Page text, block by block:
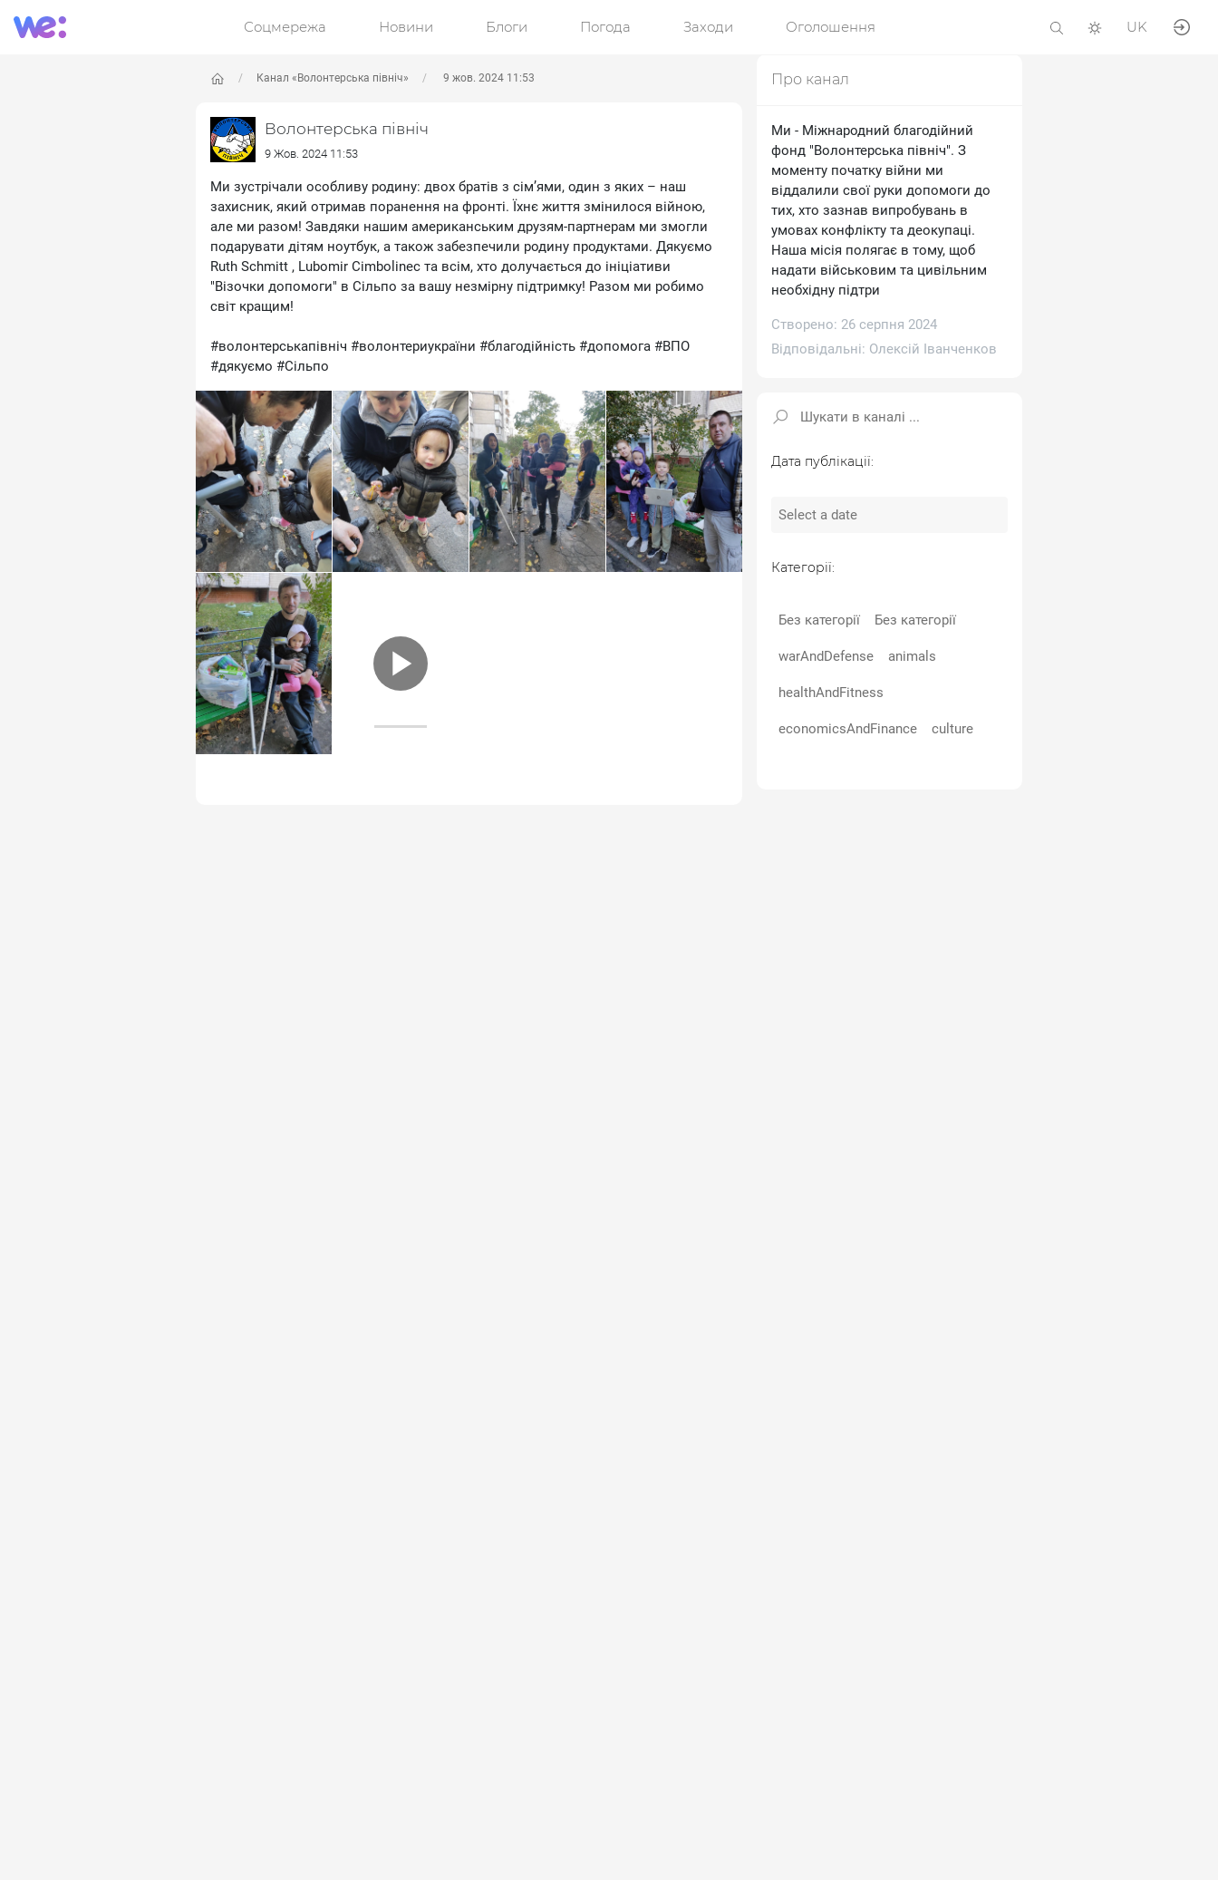
Соцмережа Новини Блоги Погода Заходи Оголошення UK
Канал «Волонтерська північ» 9 жов. 2024 11:53
Волонтерська північ
9 Жов. 2024 11:53
Ми зустрічали особливу родину: двох братів з сім’ями, один з яких – наш
захисник, який отримав поранення на фронті. Їхнє життя змінилося війною,
але ми разом! Завдяки нашим американським друзям-партнерам ми змогли
подарувати дітям ноутбук, а також забезпечили родину продуктами. Дякуємо
Ruth Schmitt , Lubomir Cimbolinec та всім, хто долучається до ініціативи
"Візочки допомоги" в Сільпо за вашу незмірну підтримку! Разом ми робимо
світ кращим!
#волонтерськапівніч #волонтериукраїни #благодійність #допомога #ВПО
#дякуємо #Сільпо
Про канал
Ми - Міжнародний благодійний
фонд "Волонтерська північ". З
моменту початку війни ми
віддалили свої руки допомоги до
тих, хто зазнав випробувань в
умовах конфлікту та деокупаці.
Наша місія полягає в тому, щоб
надати військовим та цивільним
необхідну підтри
Створено: 26 серпня 2024
Відповідальні: Олексій Іванченков
Дата публікації:
Категорії:
Без категорії Без категорії
warAndDefense animals
healthAndFitness
economicsAndFinance culture